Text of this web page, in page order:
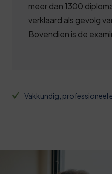
meer dan 1300
verklaard als gevolg
Bovendien is de
Vakkundig, professioneel